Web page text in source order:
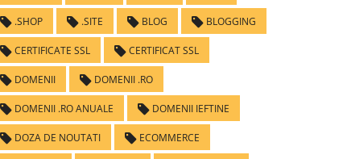
.SHOP .SITE BLOG BLOGGING
CERTIFICATE SSL CERTIFICAT SSL
DOMENII DOMENII .RO
DOMENII .RO ANUALE DOMENII IEFTINE
DOZA DE NOUTATI ECOMMERCE